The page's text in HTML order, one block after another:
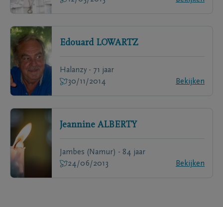
Edouard LOWARTZ
Halanzy - 71 jaar
30/11/2014
Bekijken
Jeannine ALBERTY
Jambes (Namur) - 84 jaar
24/06/2013
Bekijken